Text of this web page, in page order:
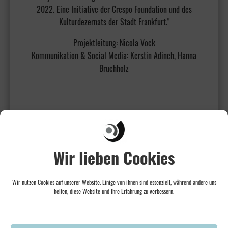
Wir lieben Cookies
Wir nutzen Cookies auf unserer Website. Einige von ihnen sind essenziell, während andere uns
helfen, diese Website und Ihre Erfahrung zu verbessern.
2022. Eine Initiative der Crespo Foundation und des
Kulturdezernats der Stadt Frankfurt."
Projektleitung: Nicola Vock
Kommunikation & Social Media: Kerstin Adineh, Hanna
Bruchholz